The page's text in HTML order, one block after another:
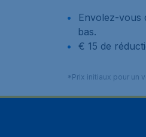
Envolez-vous
bas.
€ 15 de
*Prix initiaux pour un